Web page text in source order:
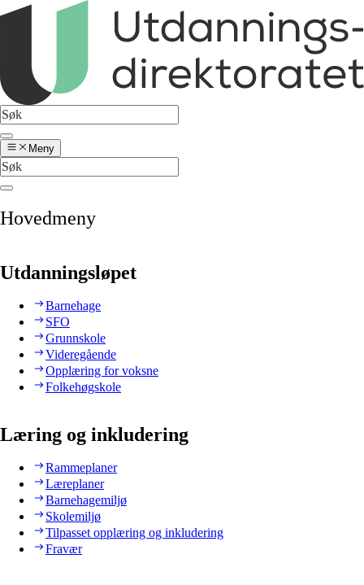
Meny
Hovedmeny
Utdanningsløpet
Barnehage
SFO
Grunnskole
Videregående
Opplæring for voksne
Folkehøgskole
Læring og inkludering
Rammeplaner
Læreplaner
Barnehagemiljø
Skolemiljø
Tilpasset opplæring og inkludering
Fravær